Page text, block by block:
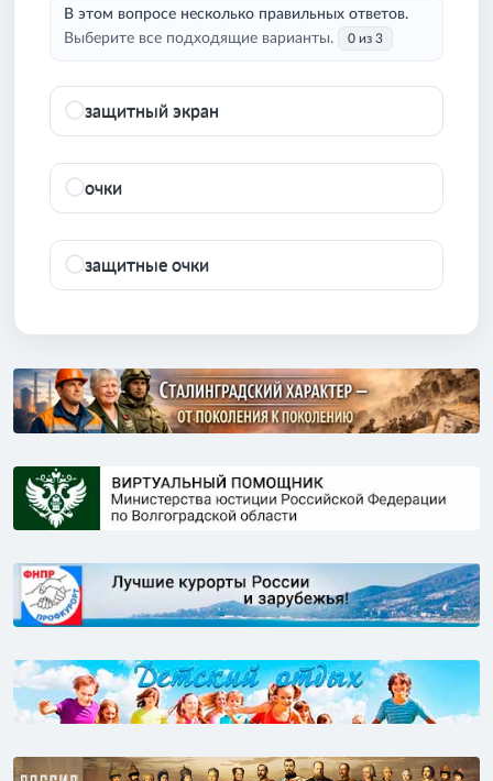
В этом вопросе несколько правильных ответов.
Выберите все подходящие варианты.
0 из 3
защитный экран
очки
защитные очки